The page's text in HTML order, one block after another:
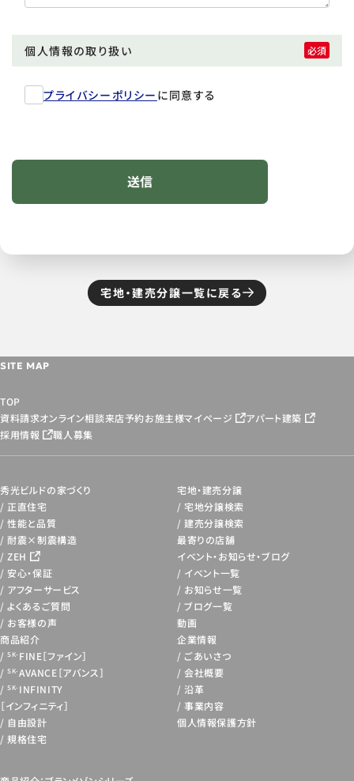
個人情報の取り扱い
プライバシーポリシー に同意する
宅地・建売分譲一覧に戻る
SITE MAP
TOP
資料請求オンライン相談来店予約お施主様マイページ
アパート建築
採用情報
職人募集
秀光ビルドの家づくり
正直住宅
性能と品質
耐震×制震構造
ZEH
安心・保証
アフターサービス
よくあるご質問
お客様の声
商品紹介
SK-FINE［ファイン］
SK-AVANCE［アバンス］
SK-INFINITY
［インフィニティ］
自由設計
規格住宅
宅地・建売分譲
宅地分譲検索
建売分譲検索
最寄りの店舗
イベント・お知らせ・ブログ
イベント一覧
お知らせ一覧
ブログ一覧
動画
企業情報
ごあいさつ
会社概要
沿革
事業内容
個人情報保護方針